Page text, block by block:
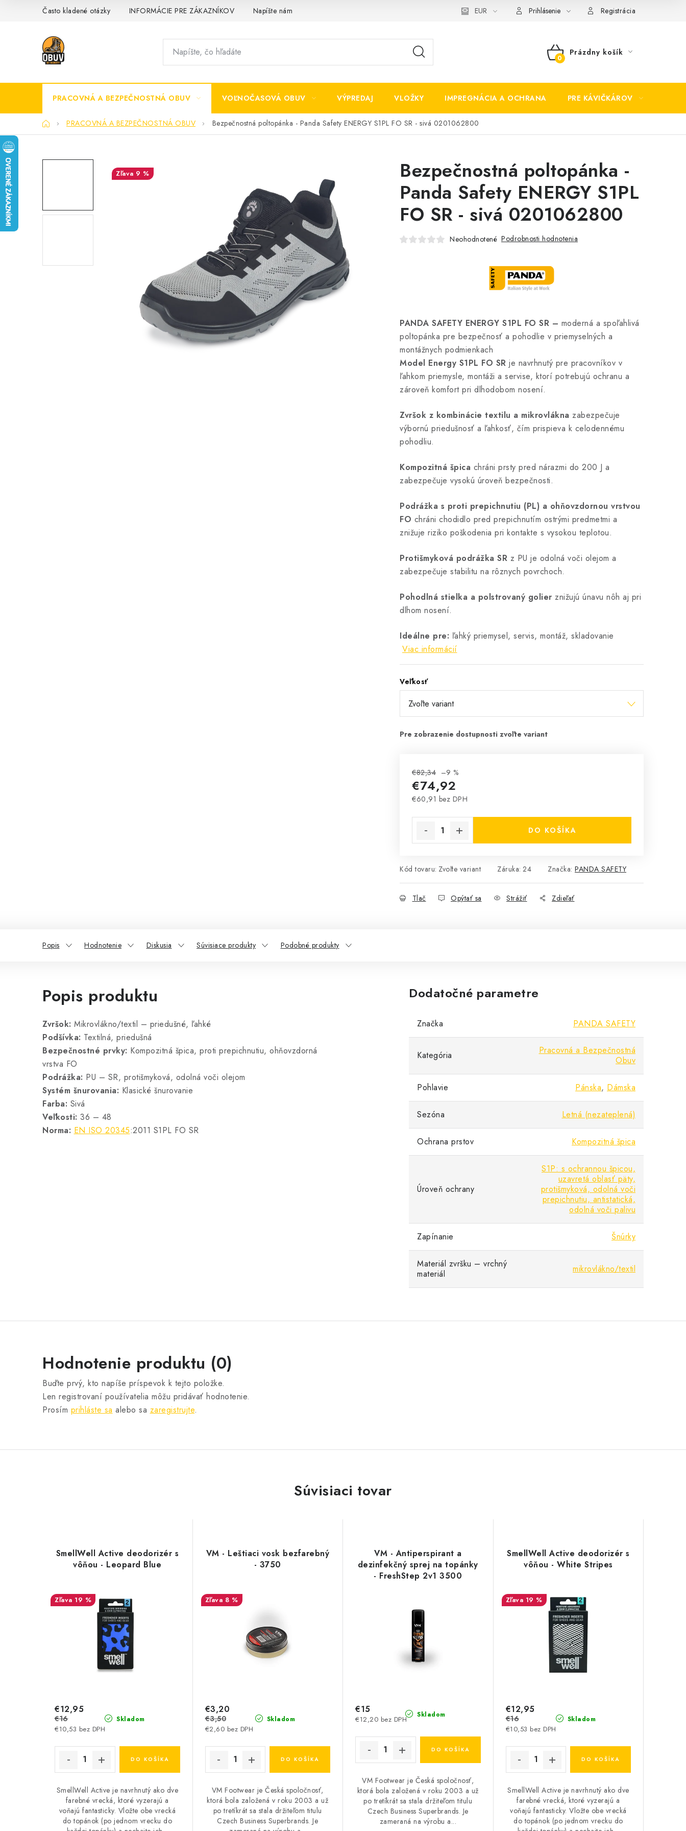
Často kladené otázky INFORMÁCIE PRE ZÁKAZNÍKOV Napíšte nám EUR Prihlásenie Registrácia
NÁKUPNÝ
Prázdny košík
PRACOVNÁ A BEZPEČNOSTNÁ OBUV VOĽNOČASOVÁ OBUV VÝPREDAJ VLOŽKY IMPREGNÁCIA A OCHRANA PRE KÁVIČKÁROV
DomovPRACOVNÁ A BEZPEČNOSTNÁ OBUV Bezpečnostná poltopánka - Panda Safety ENERGY S1PL FO SR - sivá 0201062800
Bezpečnostná poltopánka -
Panda Safety ENERGY S1PL
FO SR - sivá 0201062800
Neohodnotené Podrobnosti hodnotenia
PANDA SAFETY ENERGY S1PL FO SR – moderná a spoľahlivá
poltopánka pre bezpečnosť a pohodlie v priemyselných a
montážnych podmienkach
Model Energy S1PL FO SR je navrhnutý pre pracovníkov v
ľahkom priemysle, montáži a servise, ktorí potrebujú ochranu a
zároveň komfort pri dlhodobom nosení.
Zvršok z kombinácie textilu a mikrovlákna zabezpečuje
výbornú priedušnosť a ľahkosť, čím prispieva k celodennému
pohodliu.
Kompozitná špica chráni prsty pred nárazmi do 200 J a
zabezpečuje vysokú úroveň bezpečnosti.
Podrážka s proti prepichnutiu (PL) a ohňovzdornou vrstvou
FO chráni chodidlo pred prepichnutím ostrými predmetmi a
znižuje riziko poškodenia pri kontakte s vysokou teplotou.
Protišmyková podrážka SR z PU je odolná voči olejom a
zabezpečuje stabilitu na rôznych povrchoch.
Pohodlná stielka a polstrovaný golier znižujú únavu nôh aj pri
dlhom nosení.
Ideálne pre: ľahký priemysel, servis, montáž, skladovanie
Viac informácií
Veľkosť
€82,34 –9 %
€74,92
€60,91 bez DPH
DO KOŠÍKA
Kód tovaru: Zvoľte variant Záruka: 24 Značka: PANDA SAFETY
Tlač Opýtať sa Strážiť Zdieľať
9 %
Popis Hodnotenie Diskusia Súvisiace produkty Podobné produkty
Popis produktu
Zvršok: Mikrovlákno/textil – priedušné, ľahké
Podšívka: Textilná, priedušná
Bezpečnostné prvky: Kompozitná špica, proti prepichnutiu, ohňovzdorná
vrstva FO
Podrážka: PU – SR, protišmyková, odolná voči olejom
Systém šnurovania: Klasické šnurovanie
Farba: Sivá
Veľkosti: 36 – 48
Norma: EN ISO 20345:2011 S1PL FO SR
Dodatočné parametre
Značka PANDA SAFETY
Kategória
Pracovná a Bezpečnostná
Obuv
Pohlavie Pánska, Dámska
Sezóna Letná (nezateplená)
Ochrana prstov Kompozitná špica
Úroveň ochrany
S1P: s ochrannou špicou,
uzavretá oblasť päty,
protišmyková, odolná voči
prepichnutiu, antistatická,
odolná voči palivu
Zapínanie Šnúrky
Materiál zvršku – vrchný
materiál
mikrovlákno/textil
Hodnotenie produktu (0)
Buďte prvý, kto napíše príspevok k tejto položke.
Len registrovaní používatelia môžu pridávať hodnotenie.
Prosím prihláste sa alebo sa zaregistrujte.
Súvisiaci tovar
SmellWell Active deodorizér s
vôňou - Leopard Blue
19 %
Skladom
€10,53 bez DPH
€12,95
€16
DO KOŠÍKA
SmellWell Active je navrhnutý ako dve
farebné vrecká, ktoré vyzerajú a
voňajú fantasticky. Vložte obe vrecká
do topánok (po jednom vrecku do
VM - Leštiaci vosk bezfarebný
- 3750
8 %
Skladom
€2,60 bez DPH
€3,20
€3,50
DO KOŠÍKA
VM Footwear je Česká spoločnosť,
ktorá bola založená v roku 2003 a už
po tretíkrát sa stala držiteľom titulu
Czech Business Superbrands. Je
VM - Antiperspirant a
dezinfekčný sprej na topánky
- FreshStep 2v1 3500
Skladom
€12,20 bez DPH
€15
DO KOŠÍKA
VM Footwear je Česká spoločnosť,
ktorá bola založená v roku 2003 a už
po tretíkrát sa stala držiteľom titulu
Czech Business Superbrands. Je
zameraná na výrobu a...
SmellWell Active deodorizér s
vôňou - White Stripes
19 %
Skladom
€10,53 bez DPH
€12,95
€16
DO KOŠÍKA
SmellWell Active je navrhnutý ako dve
farebné vrecká, ktoré vyzerajú a
voňajú fantasticky. Vložte obe vrecká
do topánok (po jednom vrecku do